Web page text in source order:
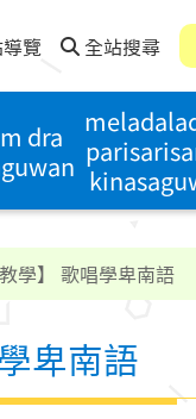
覽 全站搜尋
dra
學】 歌唱學卑南語
卑南語